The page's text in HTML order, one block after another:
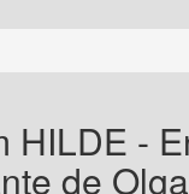
HILDE -
de